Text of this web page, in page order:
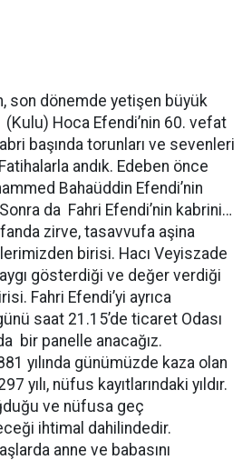
son dönemde yetişen büyük
Hoca Efendi’nin 60. vefat
başında torunları ve sevenleri
andık. Edeben önce
Bahaüddin Efendi’nin
da Fahri Efendi’nin kabrini…
zirve, tasavvufa aşina
birisi. Hacı Veyiszade
gösterdiği ve değer verdiği
Fahri Efendi’yi ayrıca
saat 21.15’de ticaret Odası
bir panelle anacağız.
yılında günümüzde kaza olan
yılı, nüfus kayıtlarındaki yıldır.
ve nüfusa geç
ihtimal dahilindedir.
anne ve babasını